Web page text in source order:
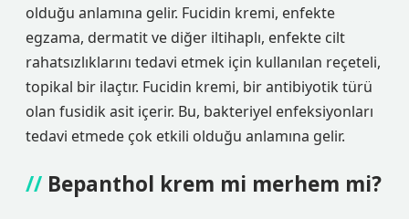
olduğu anlamına gelir. Fucidin kremi, enfekte
egzama, dermatit ve diğer iltihaplı, enfekte cilt
rahatsızlıklarını tedavi etmek için kullanılan reçeteli,
topikal bir ilaçtır. Fucidin kremi, bir antibiyotik türü
olan fusidik asit içerir. Bu, bakteriyel enfeksiyonları
tedavi etmede çok etkili olduğu anlamına gelir.
Bepanthol krem mi merhem mi?